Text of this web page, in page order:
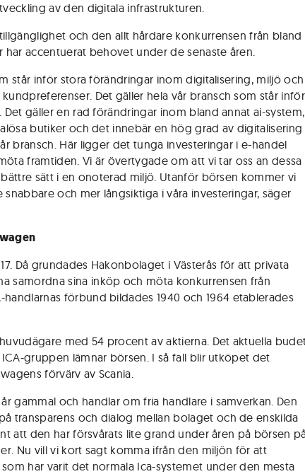
av den digitala infrastrukturen.
och den allt hårdare konkurrensen från bland
har accentuerat behovet under de senaste åren.
står inför stora förändringar inom digitalisering, miljö och
Det gäller hela vår bransch som står inför
gäller en rad förändringar inom bland annat ai-system,
butiker och det innebär en hög grad av digitalisering
bransch. Här ligger det tunga investeringar i e-handel
framtiden. Vi är övertygade om att vi tar oss an dessa
sätt i en onoterad miljö. Utanför börsen kommer vi
snabbare och mer långsiktiga i våra investeringar, säger
Då grundades Hakonbolaget i Västerås för att privata
samordna sina inköp och möta konkurrensen från
förbund bildades 1940 och 1964 etablerades
med 54 procent av aktierna. Det aktuella
gruppen lämnar börsen. I så fall blir utköpet det
förvärv av Scania.
gammal och handlar om fria handlare i samverkan. Den
transparens och dialog mellan bolaget och de enskilda
att den har försvårats lite grand under åren på börsen
Nu vill vi kort sagt komma ifrån den miljön för att
har varit det normala Ica-systemet under den mesta